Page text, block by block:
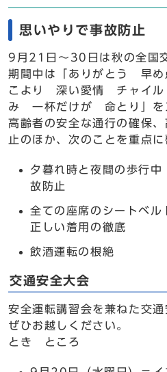
思いやりで事故防止
9月21日～30日は秋の全国
期間中は「ありがとう 早
こより 深い愛情 チャイル
み 一杯だけが 命とり」を
高齢者の安全な通行の確保
止のほか、次のことを重点に
夕暮れ時と夜間の歩行
故防止
全ての座席のシートベル
正しい着用の徹底
飲酒運転の根絶
交通安全大会
安全運転講習会を兼ねた交通
ぜひお越しください。
とき ところ